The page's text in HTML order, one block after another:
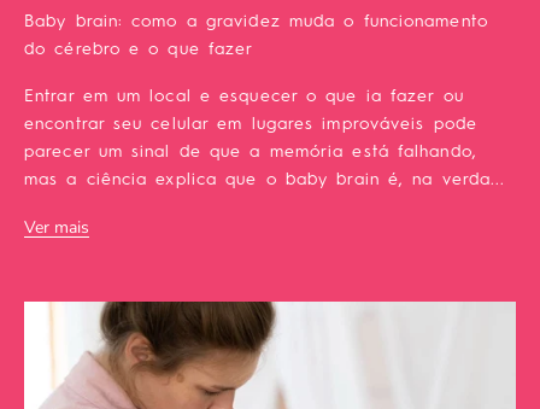
Baby brain: como a gravidez muda o funcionamento
do cérebro e o que fazer
Entrar em um local e esquecer o que ia fazer ou
encontrar seu celular em lugares improváveis pode
parecer um sinal de que a memória está falhando,
mas a ciência explica que o baby brain é, na verda...
Ver mais